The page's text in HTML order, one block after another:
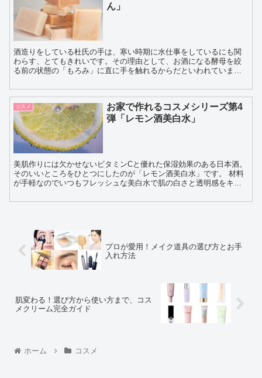
ん」
酒造りをしている杜氏の手は、寒い時期に水仕事をしているにも関
わらす、とてもきれいです。その理由として、お酒になる酵母を絞
る前の状態の「もろみ」に直に手を触れるからだといわれていま
す...
コスメ
お家で作れるコスメシリーズ第4
弾「レモン酒美白水」
美肌作りには欠かせないビタミンCと優れた保湿効果のある日本酒。
そのいいところをひとつにしたのが「レモン酒美白水」です。 材料
が手軽なのでいつもフレッシュな美白水で肌の白さと透明感をキー
プロが愛用！メイク道具の選び方とお手
入れ方法
肌変わる！選び方から使い方まで、コス
メクリーム完全ガイド
ホーム コスメ